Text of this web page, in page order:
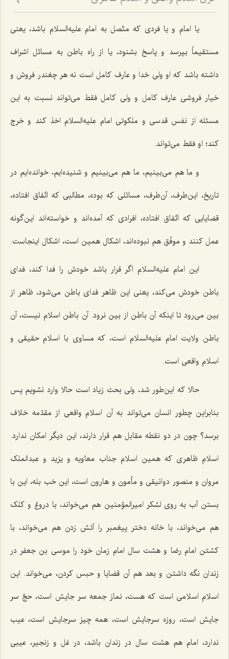
یا امام و یا فردی که متّصل به امام علیه‌السلام باشد، یعنی
مستقیماً بپرسد و پاسخ بشنود، یا از راه باطن به مسائل اشراف
داشته باشد که او ولی خدا و عارف کامل است نه هر چغندر فروش و
خیار فروشی عارف کامل و ولی کامل فقط می‌تواند نسبت به این
مسئله از نفس قدسی و ملکوتی امام علیه‌السلام اخذ کند و خرج
کند؛ او فقط می‌تواند.
و ما هم می‌بینیم، ما هم می‌بینیم و شنیده‌ایم، خوانده‌ایم در
تاریخ، این‌طرف، آن‌طرف، مسائلی که بوده، مطالبی که اتّفاق افتاده،
قضایایی که اتّفاق افتاده، افرادی که آمده‌اند و خواسته‌اند این‌گونه
عمل کنند و موفّق هم نبوده‌اند، اشکال همین است، اشکال اینجاست.
این امام علیه‌السلام اگر قرار باشد خودش را فدا کند، فدای
باطن خودش می‌کند، یعنی این ظاهر فدای باطن می‌شود، ظاهر از
بین می‌رود تا اینکه آن باطن از بین نرود. آن باطن اسلام نیست، آن
باطن ولایت امام علیه‌السلام است، که مساوی با اسلام حقیقی و
اسلام واقعی است.
حالا که این‌طور شد، ولی بحث زیاد است حالا وارد نشویم پس
بنابراین چطور انسان می‌تواند به آن اسلام واقعی از مقدّمه خلاف
برسد؟ چون در دو نقطه مقابل هم قرار دارند، این دیگر امکان ندارد.
اسلام ظاهری که همین اسلام جناب معاویه و یزید و عبدالملک
مروان و منصور دوانیقی و مأمون و هارون است، این خب بله، این با
بستن آب به روی لشکر امیرالمؤمنین هم می‌خواند، با دروغ و کلک
هم می‌خواند، با خانه دختر پیغمبر را آتش زدن هم می‌خواند، با
کشتن امام رضا و هشت سال امام زمان خود را موسی بن جعفر در
زندان نگه داشتن و بعد هم آن قضایا و حبس کردن، می‌خواند. این
اسلام اسلامی است که هست، نماز جمعه سر جایش است، حجّ سر
جایش است، روزه سرجایش است، همه چیز سرجایش است، عیب
ندارد، امام هم هشت سال در زندان باشد، در غل و زنجیر، عیبی